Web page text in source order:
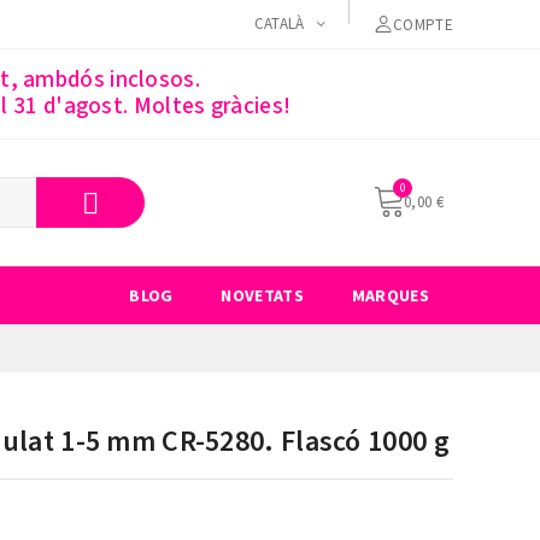
CATALÀ COMPTE
ambdós inclosos.
31 d'agost. Moltes gràcies!
0,00 €
BLOG NOVETATS MARQUES
1-5 mm CR-5280. Flascó 1000 g